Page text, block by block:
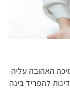
האהובה עליה
להפריד בינה